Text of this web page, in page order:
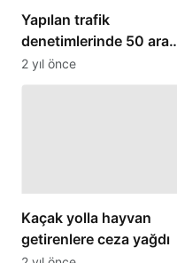
Yapılan trafik
denetimlerinde 50 araç
men edildi.
2 yıl önce
Kaçak yolla hayvan
getirenlere ceza yağdı